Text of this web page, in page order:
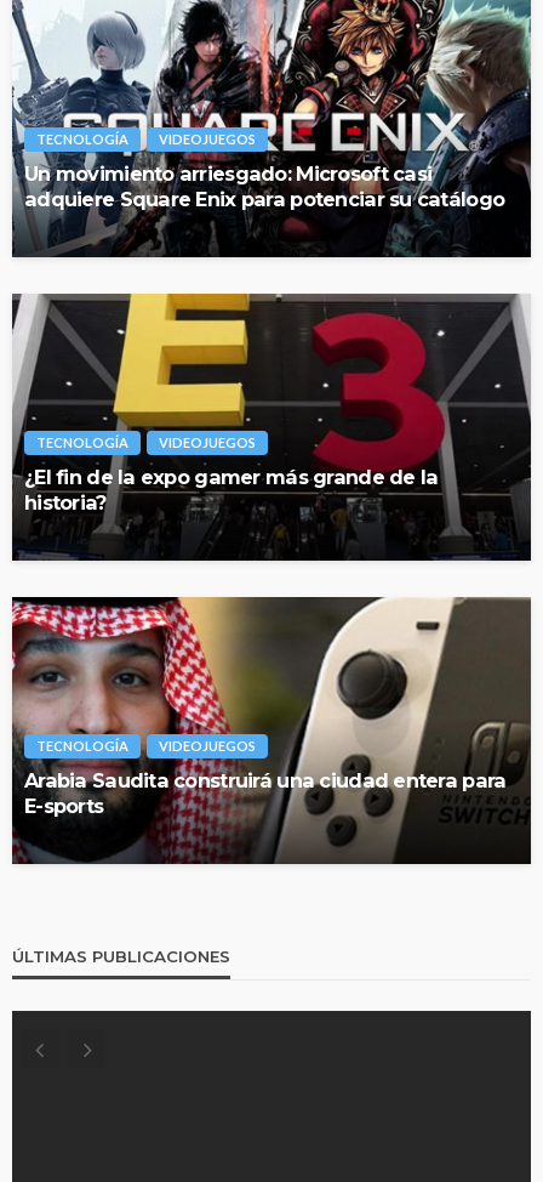
TECNOLOGÍA VIDEOJUEGOS
Un movimiento arriesgado: Microsoft casi
adquiere Square Enix para potenciar su catálogo
TECNOLOGÍA VIDEOJUEGOS
¿El fin de la expo gamer más grande de la
historia?
TECNOLOGÍA VIDEOJUEGOS
Arabia Saudita construirá una ciudad entera para
E-sports
ÚLTIMAS PUBLICACIONES